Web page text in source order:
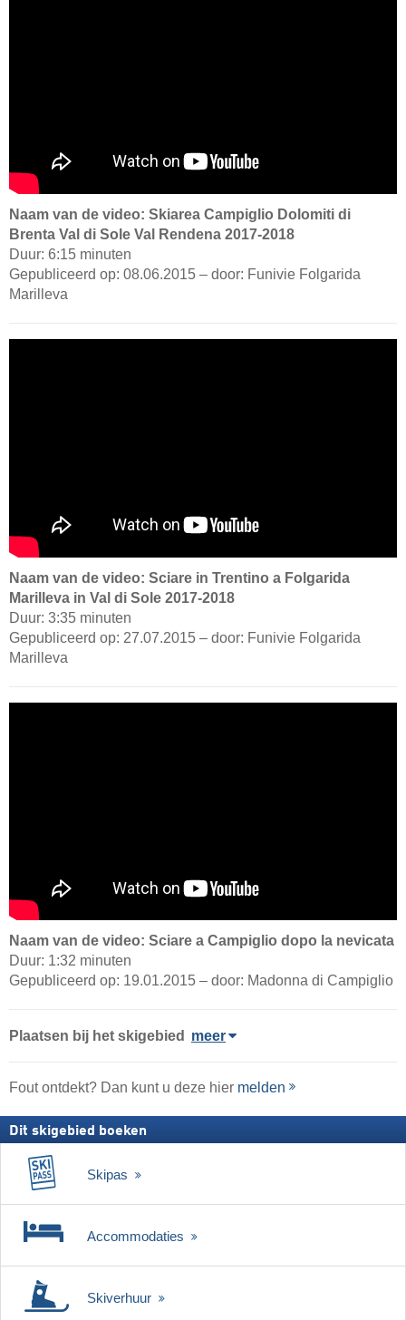
Naam van de video: Skiarea Campiglio Dolomiti di
Brenta Val di Sole Val Rendena 2017-2018
Duur: 6:15 minuten
Gepubliceerd op: 08.06.2015 – door: Funivie Folgarida
Marilleva
Naam van de video: Sciare in Trentino a Folgarida
Marilleva in Val di Sole 2017-2018
Duur: 3:35 minuten
Gepubliceerd op: 27.07.2015 – door: Funivie Folgarida
Marilleva
Naam van de video: Sciare a Campiglio dopo la nevicata
Duur: 1:32 minuten
Gepubliceerd op: 19.01.2015 – door: Madonna di Campiglio
Plaatsen bij het skigebied meer
Fout ontdekt? Dan kunt u deze hier melden
Dit skigebied boeken
Skipas
Accommodaties
Skiverhuur